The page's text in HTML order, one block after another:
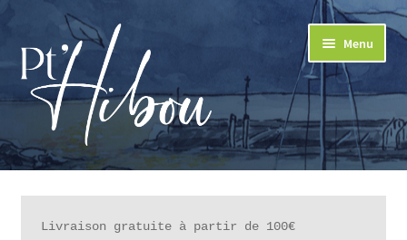
à
la
navigation
au
contenu
Menu
LA BOUTIQUE
LE CONCEPT
Livraison gratuite à partir de 100€